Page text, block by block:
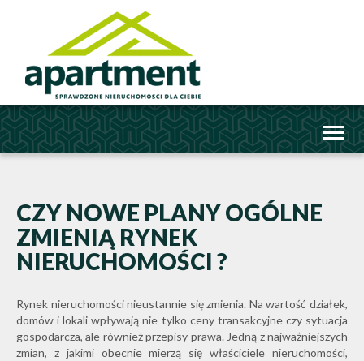
CZY NOWE PLANY OGÓLNE
ZMIENIĄ RYNEK
NIERUCHOMOŚCI ?
Rynek nieruchomości nieustannie się zmienia. Na wartość działek,
domów i lokali wpływają nie tylko ceny transakcyjne czy sytuacja
gospodarcza, ale również przepisy prawa. Jedną z najważniejszych
zmian, z jakimi obecnie mierzą się właściciele nieruchomości,